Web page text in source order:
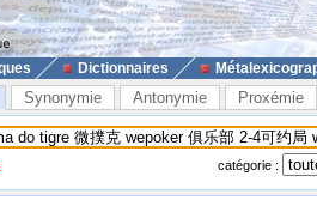
Dictionnaires
Synonymie Antonymie Proxémie
catégorie :